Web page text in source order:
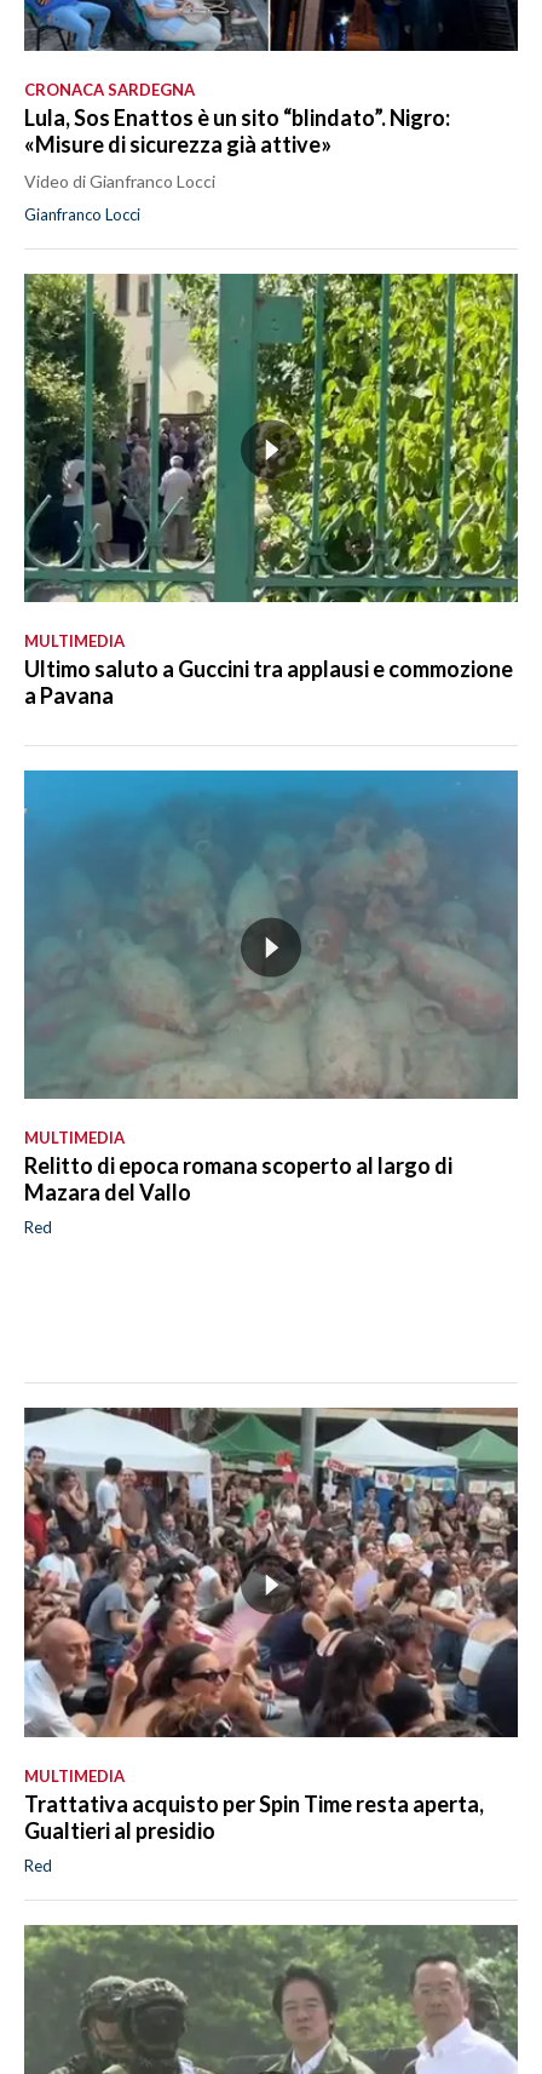
CRONACA SARDEGNA
Lula, Sos Enattos è un sito “blindato”. Nigro:
«Misure di sicurezza già attive»
Video di Gianfranco Locci
Gianfranco Locci
MULTIMEDIA
Ultimo saluto a Guccini tra applausi e commozione
a Pavana
MULTIMEDIA
Relitto di epoca romana scoperto al largo di
Mazara del Vallo
Red
MULTIMEDIA
Trattativa acquisto per Spin Time resta aperta,
Gualtieri al presidio
Red